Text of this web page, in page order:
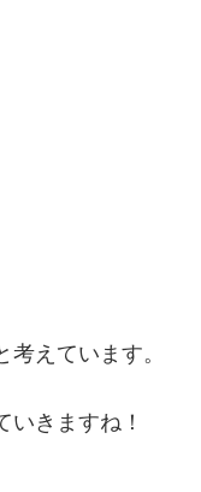
えています。
きますね！